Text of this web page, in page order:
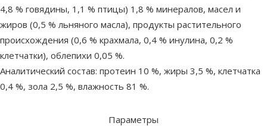
4,8 % говядины, 1,1 % птицы) 1,8 % минералов, масел и
жиров (0,5 % льняного масла), продукты растительного
происхождения (0,6 % крахмала, 0,4 % инулина, 0,2 %
клетчатки), облепихи 0,05 %.
Аналитический состав: протеин 10 %, жиры 3,5 %, клетчатка
0,4 %, зола 2,5 %, влажность 81 %.
Параметры